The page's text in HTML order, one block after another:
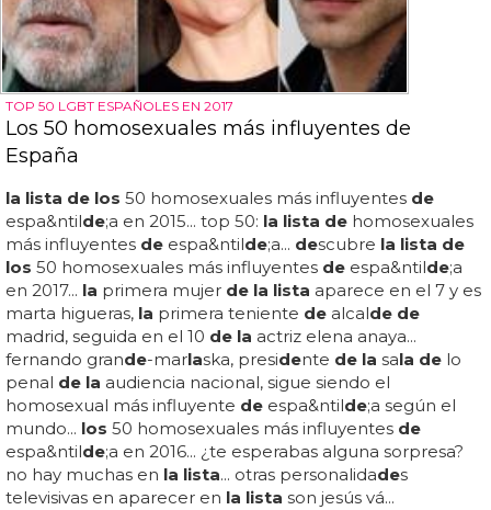
TOP 50 LGBT ESPAÑOLES EN 2017
Los 50 homosexuales más influyentes de
España
la lista de los 50 homosexuales más influyentes de
espa&ntilde;a en 2015... top 50: la lista de homosexuales
más influyentes de espa&ntilde;a... descubre la lista de
los 50 homosexuales más influyentes de espa&ntilde;a
en 2017... la primera mujer de la lista aparece en el 7 y es
marta higueras, la primera teniente de alcalde de
madrid, seguida en el 10 de la actriz elena anaya...
fernando grande-marlaska, presidente de la sala de lo
penal de la audiencia nacional, sigue siendo el
homosexual más influyente de espa&ntilde;a según el
mundo... los 50 homosexuales más influyentes de
espa&ntilde;a en 2016... ¿te esperabas alguna sorpresa?
no hay muchas en la lista... otras personalidades
televisivas en aparecer en la lista son jesús vá...